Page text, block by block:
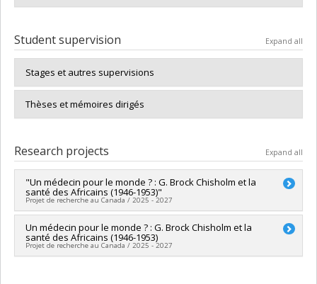
Student supervision Expand all
Stages et autres supervisions
Thèses et mémoires dirigés
Research projects Expand all
"Un médecin pour le monde ? : G. Brock Chisholm et la
santé des Africains (1946-1953)"
Projet de recherche au Canada / 2025 - 2027
Lead researcher : Simplice Ayangma Bonoho
Funding sources:CRSH/Conseil de recherches en sciences
humaines du Canada
Un médecin pour le monde ? : G. Brock Chisholm et la
santé des Africains (1946-1953)
Projet de recherche au Canada / 2025 - 2027